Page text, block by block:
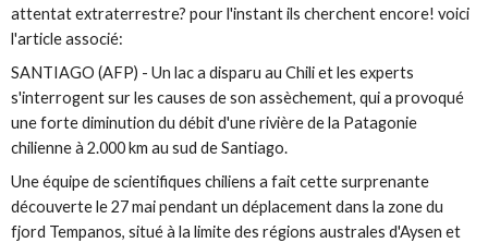
attentat extraterrestre? pour l'instant ils cherchent encore! voici
l'article associé:
SANTIAGO (AFP) - Un lac a disparu au Chili et les experts
s'interrogent sur les causes de son assèchement, qui a provoqué
une forte diminution du débit d'une rivière de la Patagonie
chilienne à 2.000 km au sud de Santiago.
Une équipe de scientifiques chiliens a fait cette surprenante
découverte le 27 mai pendant un déplacement dans la zone du
fjord Tempanos, situé à la limite des régions australes d'Aysen et